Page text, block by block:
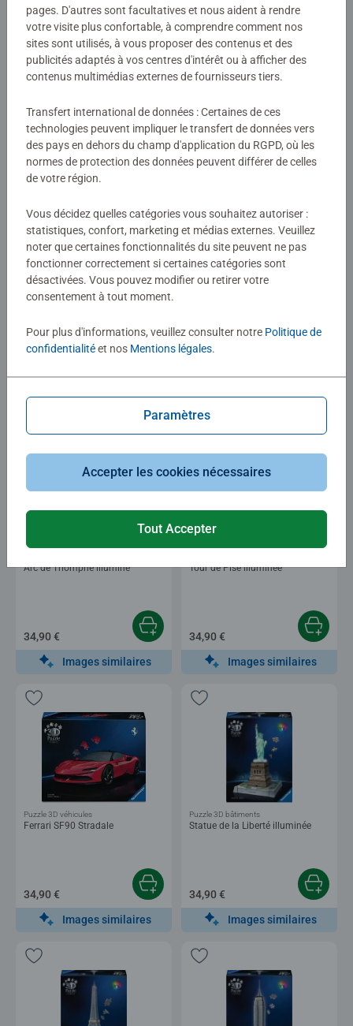
Combi T1 Volkswagen
Puzzle 3D véhicules
Images similaires
Puzzle 3D véhicules
Images similaires
Average rating 2,0 out of 5 stars.
Puzzle 3D véhicules
34,90 €
34,90 €
Arc de Triomphe illuminé
34,90 €
Images similaires
Tour de Pise illuminée
34,90 €
Images similaires
Ferrari SF90 Stradale
Puzzle 3D véhicules
34,90 €
Images similaires
Statue de la Liberté illuminée
Puzzle 3D bâtiments
34,90 €
Images similaires
pages. D'autres sont facultatives et nous aident à rendre
votre visite plus confortable, à comprendre comment nos
sites sont utilisés, à vous proposer des contenus et des
publicités adaptés à vos centres d'intérêt ou à afficher des
contenus multimédias externes de fournisseurs tiers.
Transfert international de données : Certaines de ces
technologies peuvent impliquer le transfert de données vers
des pays en dehors du champ d'application du RGPD, où les
normes de protection des données peuvent différer de celles
de votre région.
Vous décidez quelles catégories vous souhaitez autoriser :
statistiques, confort, marketing et médias externes. Veuillez
noter que certaines fonctionnalités du site peuvent ne pas
fonctionner correctement si certaines catégories sont
désactivées. Vous pouvez modifier ou retirer votre
consentement à tout moment.
Pour plus d'informations, veuillez consulter notre Politique de
confidentialitéet nos Mentions légales.
Paramètres
Accepter les cookies nécessaires
Tout Accepter